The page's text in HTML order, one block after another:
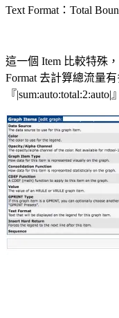
Text Format：Total
這一個 Item 比較特殊
Format 去計算總流量
『|sum:auto:total:2:auto|』